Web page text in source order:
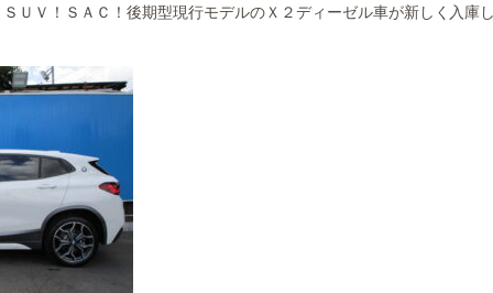
ＵＶ！ＳＡＣ！後期型現行モデルのＸ２ディーゼル車が新しく入庫